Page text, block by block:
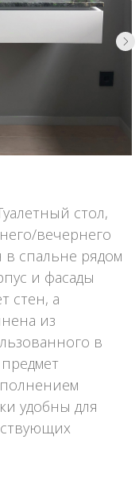
стол,
вечернего
в спальне рядом
и фасады
стен, а
из
в
удобны для